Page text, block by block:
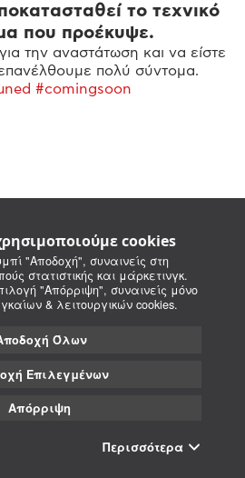
cookies
"Αποδοχή", συναινείς στη
στατιστικής και μάρκετινγκ.
"Απόρριψη", συναινείς μόνο
& λειτουργικών cookies.
Όλων
Επιλεγμένων
Απόρριψη
Περισσότερα
το τεχνικό
που προέκυψε.
την αναστάτωση και να είστε
επανέλθουμε πολύ σύντομα.
#comingsoon